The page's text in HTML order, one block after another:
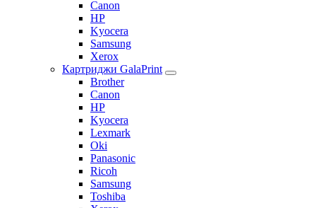
Canon
HP
Kyocera
Samsung
Xerox
Картриджи GalaPrint
Brother
Canon
HP
Kyocera
Lexmark
Oki
Panasonic
Ricoh
Samsung
Toshiba